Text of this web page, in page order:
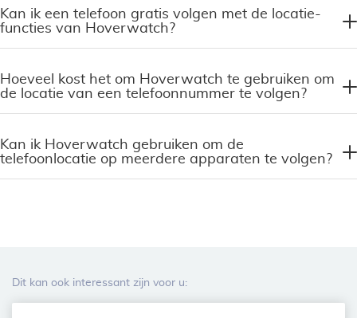
Kan ik een telefoon gratis volgen met de locatie-
functies van Hoverwatch?
Hoeveel kost het om Hoverwatch te gebruiken om
de locatie van een telefoonnummer te volgen?
Kan ik Hoverwatch gebruiken om de
telefoonlocatie op meerdere apparaten te volgen?
Dit kan ook interessant zijn voor u: